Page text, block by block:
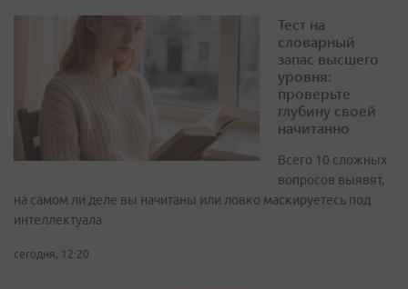
Тест на
словарный
запас высшего
уровня:
проверьте
глубину своей
начитанно
Всего 10 сложных
вопросов выявят,
на самом ли деле вы начитаны или ловко маскируетесь под
интеллектуала
сегодня, 12:20